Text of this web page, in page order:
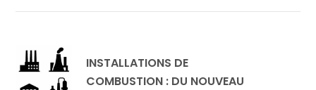
INSTALLATIONS DE
COMBUSTION : DU NOUVEAU